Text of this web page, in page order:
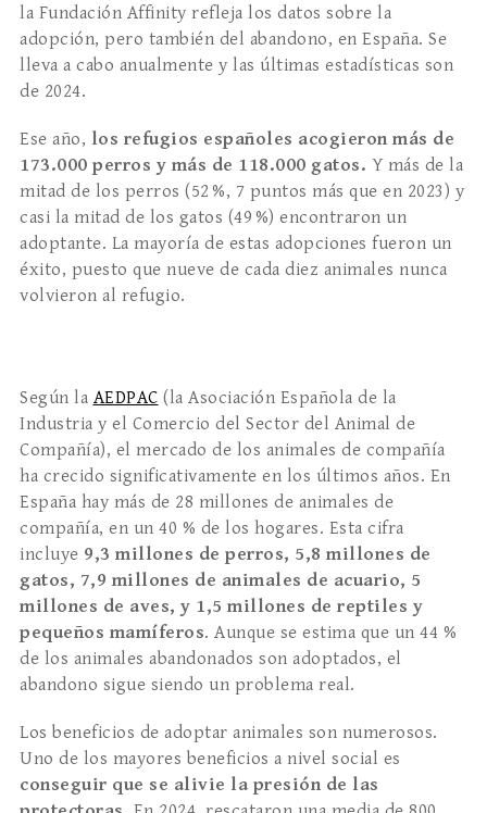
la Fundación Affinity refleja los datos sobre la
adopción, pero también del abandono, en España. Se
lleva a cabo anualmente y las últimas estadísticas son
de 2024.
Ese año, los refugios españoles acogieron más de
173.000 perros y más de 118.000 gatos. Y más de la
mitad de los perros (52 %, 7 puntos más que en 2023) y
casi la mitad de los gatos (49 %) encontraron un
adoptante. La mayoría de estas adopciones fueron un
éxito, puesto que nueve de cada diez animales nunca
volvieron al refugio.
Según la AEDPAC (la Asociación Española de la
Industria y el Comercio del Sector del Animal de
Compañía), el mercado de los animales de compañía
ha crecido significativamente en los últimos años. En
España hay más de 28 millones de animales de
compañía, en un 40 % de los hogares. Esta cifra
incluye 9,3 millones de perros, 5,8 millones de
gatos, 7,9 millones de animales de acuario, 5
millones de aves, y 1,5 millones de reptiles y
pequeños mamíferos. Aunque se estima que un 44 %
de los animales abandonados son adoptados, el
abandono sigue siendo un problema real.
Los beneficios de adoptar animales son numerosos.
Uno de los mayores beneficios a nivel social es
conseguir que se alivie la presión de las